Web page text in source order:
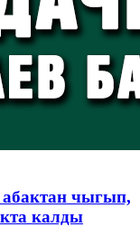
чыгып,
калды